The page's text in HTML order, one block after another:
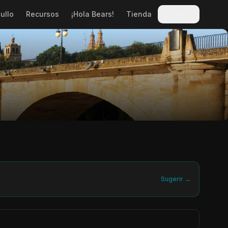
Recursos ¡Hola Bears! Tienda
Sugerir →